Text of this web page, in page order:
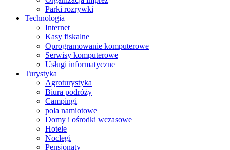
Parki rozrywki
Technologia
Internet
Kasy fiskalne
Oprogramowanie komputerowe
Serwisy komputerowe
Usługi informatyczne
Turystyka
Agroturystyka
Biura podróży
Campingi
pola namiotowe
Domy i ośrodki wczasowe
Hotele
Noclegi
Pensjonaty